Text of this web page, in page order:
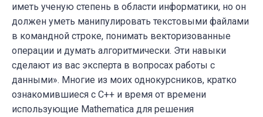
иметь ученую степень в области информатики, но он
должен уметь манипулировать текстовыми файлами
в командной строке, понимать векторизованные
операции и думать алгоритмически. Эти навыки
сделают из вас эксперта в вопросах работы с
данными». Многие из моих однокурсников, кратко
ознакомившиеся с C++ и время от времени
использующие Mathematica для решения